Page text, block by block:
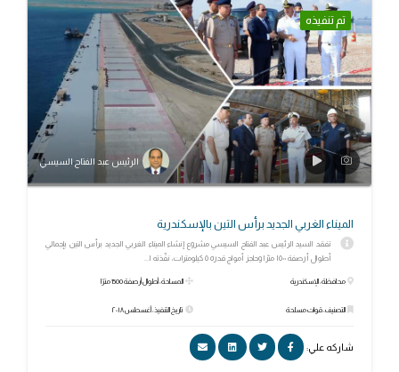
تم تنفيذه
الرئيس عبد الفتاح السيسي
الميناء الغربي الجديد برأس التين بالإسكندرية
تفقد السيد الرئيس عبد الفتاح السيسي مشروع إنشاء الميناء الغربي الجديد برأس التين بإجمالي
أطوال أرصفة ١٥٠٠ مترًا وحاجز أمواج قدره ٥ كيلومترات، نفّذته ا...
محافظة: الإسكندرية
التصنيف: قوات مسلحة
المساحة: أطوال أرصفة 1500 مترًا
تاريخ التنفيذ: أغسطس ٢٠١٨
شاركه علي: